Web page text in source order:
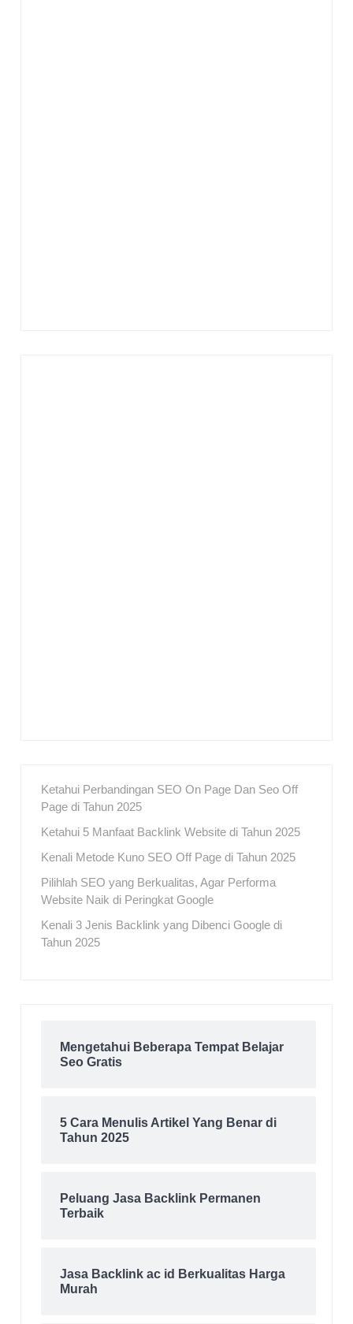
Ketahui Perbandingan SEO On Page Dan Seo Off
Page di Tahun 2025
Ketahui 5 Manfaat Backlink Website di Tahun 2025
Kenali Metode Kuno SEO Off Page di Tahun 2025
Pilihlah SEO yang Berkualitas, Agar Performa
Website Naik di Peringkat Google
Kenali 3 Jenis Backlink yang Dibenci Google di
Tahun 2025
Mengetahui Beberapa Tempat Belajar
Seo Gratis
5 Cara Menulis Artikel Yang Benar di
Tahun 2025
Peluang Jasa Backlink Permanen
Terbaik
Jasa Backlink ac id Berkualitas Harga
Murah